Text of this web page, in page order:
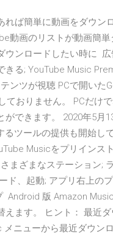
れば簡単に動画をダウン
動画のリストが動画簡
ウンロードしたい時に
きる; YouTube Music
ンツが視聴 PCで開いた
ておりません。 PCだけ
ができます。 2020年5月
るツールの提供も開始し
Musicをプリインス
まざまなステーション;
ド、起動; アプリ右上
Android 版 Amazon
えます。 ヒント： 最近
メニューから最近ダウ